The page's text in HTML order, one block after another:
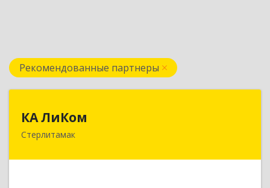
Рекомендованные партнеры
КА ЛиКом
Стерлитамак453115, Башкортостан Респ, г.о. город